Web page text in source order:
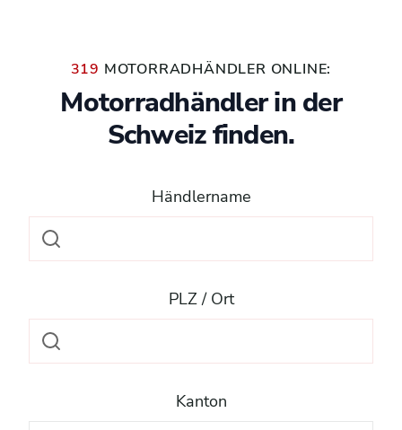
319 MOTORRADHÄNDLER ONLINE:
Motorradhändler in der
Schweiz finden.
Händlername
PLZ / Ort
Kanton